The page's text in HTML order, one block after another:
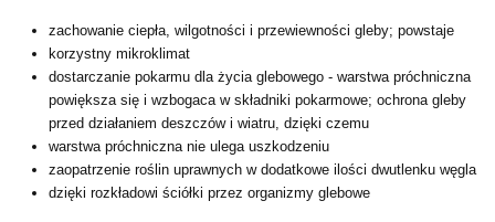
zachowanie ciepła, wilgotności i przewiewności gleby; powstaje
korzystny mikroklimat
dostarczanie pokarmu dla życia glebowego - warstwa próchniczna
powiększa się i wzbogaca w składniki pokarmowe; ochrona gleby
przed działaniem deszczów i wiatru, dzięki czemu
warstwa próchniczna nie ulega uszkodzeniu
zaopatrzenie roślin uprawnych w dodatkowe ilości dwutlenku węgla
dzięki rozkładowi ściółki przez organizmy glebowe